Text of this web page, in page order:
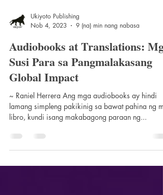
Ukiyoto Publishing
9 (na) min nang nabasa
Audiobooks at Translations: Mga
Susi Para sa Pangmalakasang
Global Impact
~ Raniel Herrera Ang mga audiobooks ay hindi
lamang simpleng pakikinig sa bawat pahina ng